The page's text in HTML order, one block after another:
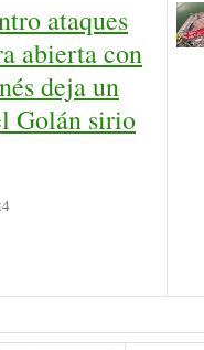
ataques
abierta con
deja un
Golán sirio